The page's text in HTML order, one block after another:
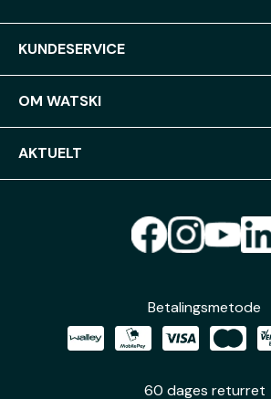
KUNDESERVICE
OM WATSKI
AKTUELT
Betalingsmetode
60 dages returret